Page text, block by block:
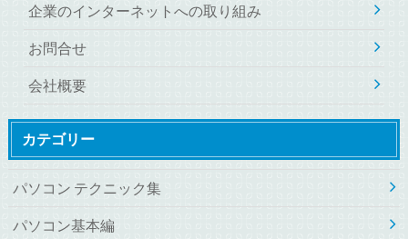
企業のインターネットへの取り組み
お問合せ
会社概要
カテゴリー
パソコン テクニック集
パソコン基本編